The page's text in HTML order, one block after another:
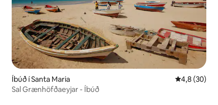
Íbúð í Santa Maria 4,8 af 5 í
4,8 (30)
Sal Grænhöfðaeyjar - Íbúð